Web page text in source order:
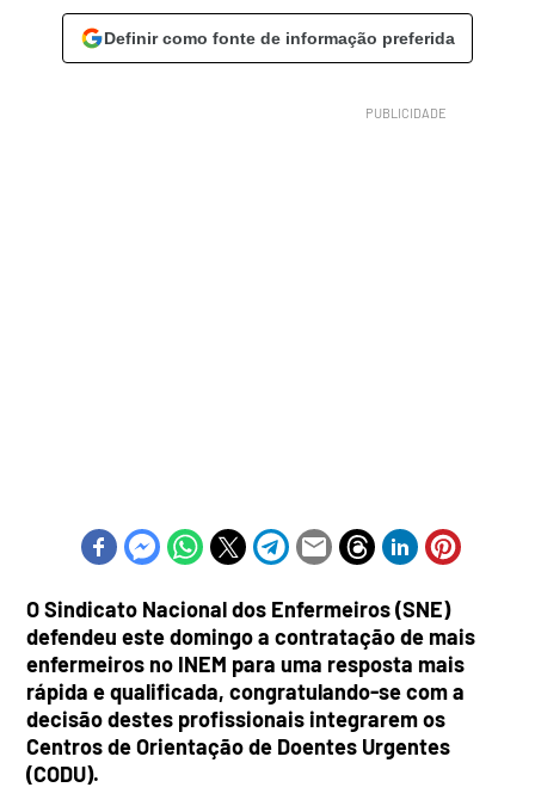
Definir como fonte de informação preferida
O Sindicato Nacional dos Enfermeiros (SNE)
defendeu este domingo a contratação de mais
enfermeiros no INEM para uma resposta mais
rápida e qualificada, congratulando-se com a
decisão destes profissionais integrarem os
Centros de Orientação de Doentes Urgentes
(CODU).